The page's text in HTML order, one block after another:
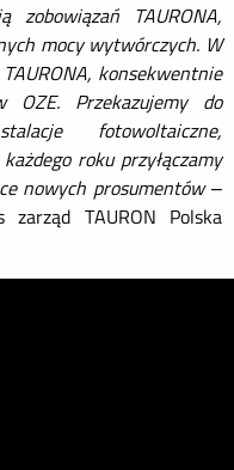
TAURONA,
mocy wytwórczych. W
konsekwentnie
Przekazujemy do
fotowoltaiczne,
roku przyłączamy
nowych prosumentów–
zarząd TAURON Polska